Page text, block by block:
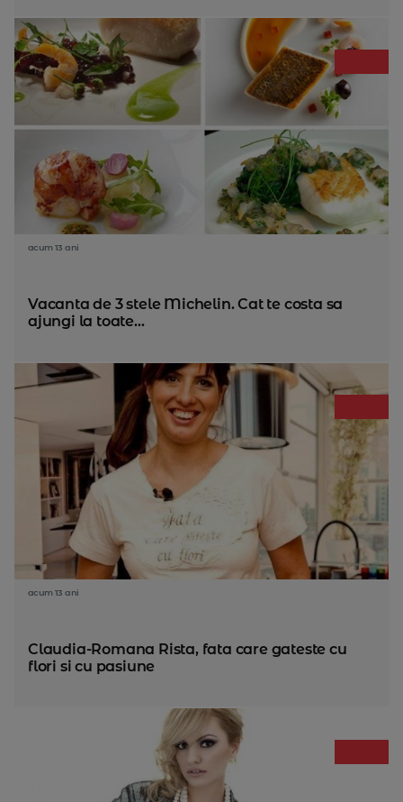
acum 13 ani
Vacanta de 3 stele Michelin. Cat te costa sa
ajungi la toate...
acum 13 ani
Claudia-Romana Rista, fata care gateste cu
flori si cu pasiune